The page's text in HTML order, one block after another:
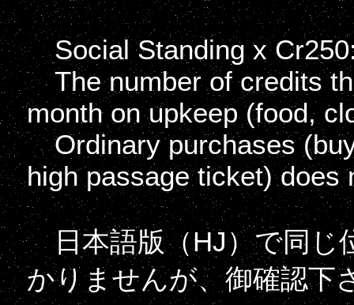
Social Standing x
The number of credits
month on upkeep (food,
Ordinary purchases
high passage ticket)
日本語版（HJ）で同じ
かりませんが、御確認下